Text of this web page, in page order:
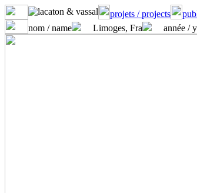
projets / projects
nom / name
Limoges, Fra année /